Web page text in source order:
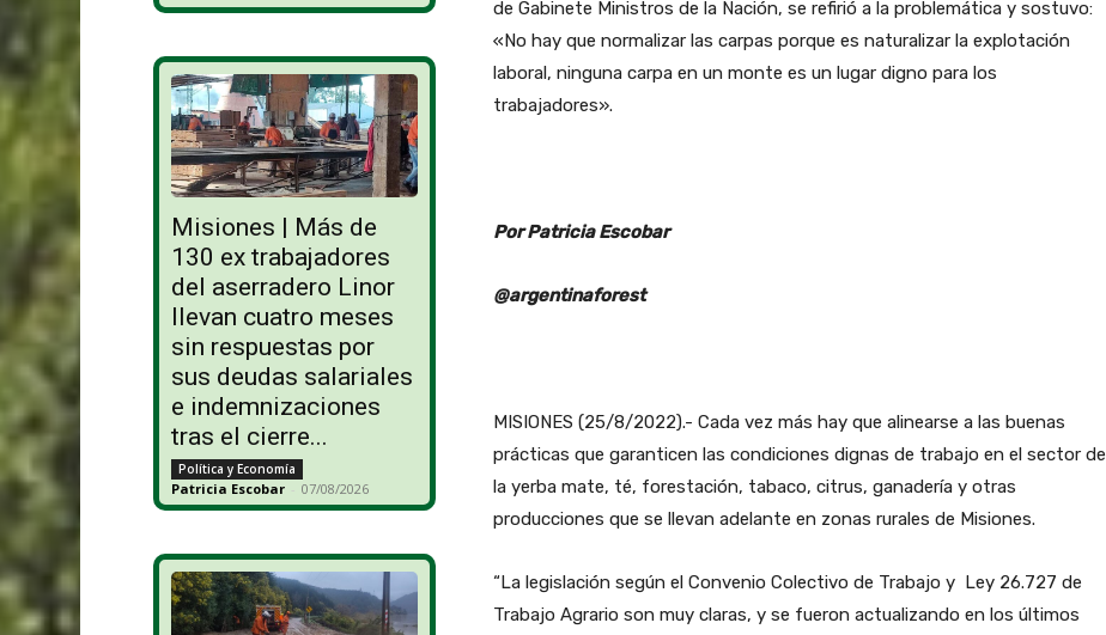
Misiones | Más de
130 ex trabajadores
del aserradero Linor
llevan cuatro meses
sin respuestas por
sus deudas salariales
e indemnizaciones
tras el cierre...
Política y Economía
Patricia Escobar - 07/08/2026
de Gabinete Ministros de la Nación, se refirió a la problemática y sostuvo:
«No hay que normalizar las carpas porque es naturalizar la explotación
laboral, ninguna carpa en un monte es un lugar digno para los
trabajadores».
Por Patricia Escobar
@argentinaforest
MISIONES (25/8/2022).- Cada vez más hay que alinearse a las buenas
prácticas que garanticen las condiciones dignas de trabajo en el sector de
la yerba mate, té, forestación, tabaco, citrus, ganadería y otras
producciones que se llevan adelante en zonas rurales de Misiones.
“La legislación según el Convenio Colectivo de Trabajo y Ley 26.727 de
Trabajo Agrario son muy claras, y se fueron actualizando en los últimos